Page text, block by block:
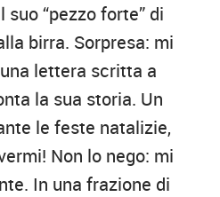
“pezzo forte” di
birra. Sorpresa: mi
lettera scritta a
la sua storia. Un
le feste natalizie,
Non lo nego: mi
In una frazione di